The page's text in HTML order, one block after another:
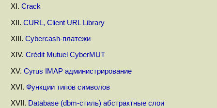
XI. Crack
XII. CURL, Client URL Library
XIII. Cybercash-платежи
XIV. Crédit Mutuel CyberMUT
XV. Cyrus IMAP администрирование
XVI. Функции типов символов
XVII. Database (dbm-стиль) абстрактные слои